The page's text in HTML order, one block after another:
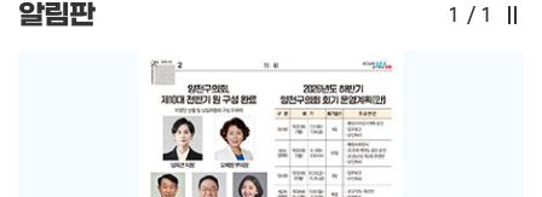
알림판 1 / 1